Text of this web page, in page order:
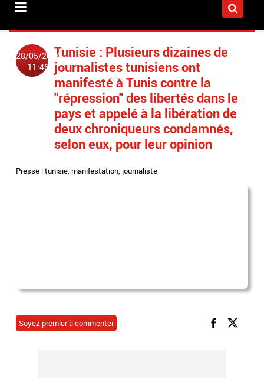
28/05/2024
11:46
Tunisie : Plusieurs dizaines de
journalistes tunisiens ont
manifesté à Tunis contre la
"répression" des libertés dans le
pays et appelé à la libération de
deux chroniqueurs condamnés,
selon eux, pour leur opinion
Presse |tunisie,manifestation, journaliste
Soyez premier à commenter